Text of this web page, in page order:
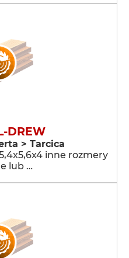
DREW
> Tarcica
inne rozmery
lub …